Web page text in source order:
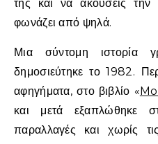
της και να ακούσεις
φωνάζει από ψηλά.
Μια σύντομη ιστορία
δημοσιεύτηκε το 1982.
αφηγήματα, στο βιβλίο «
και μετά εξαπλώθηκε
παραλλαγές και χωρίς